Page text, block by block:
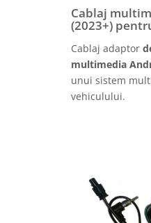
Rame adaptoare Daihatsu
Rame adaptoare Kia
Rame adaptoare Alfa Romeo
Rame adaptoare Hyundai
Cablaj
(2023+)
Cablaj adaptor
multimedia
unui sistem
vehiculului.